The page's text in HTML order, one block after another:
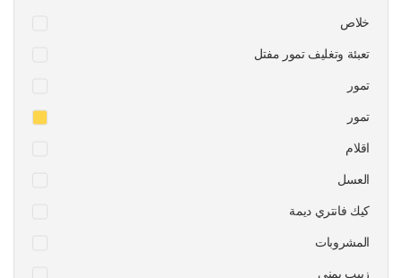
خلاص
تعبئة وتغليف تمور مفتل
تمور
تمور
اقلام
العسل
كيك فانتري ديمة
المشروبات
زبيب يمني